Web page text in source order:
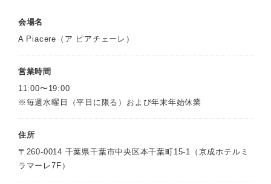
会場名
A Piacere（ア ピアチェーレ）
営業時間
11:00〜19:00
※毎週水曜日（平日に限る）および年末年始休業
住所
〒260-0014 千葉県千葉市中央区本千葉町15-1（京成ホテルミ
ラマーレ7F）